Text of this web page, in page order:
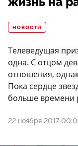
НОВОСТИ
Телеведущая
одна. С отцом
отношения,
Пока сердце
больше времени
22 ноября 2017